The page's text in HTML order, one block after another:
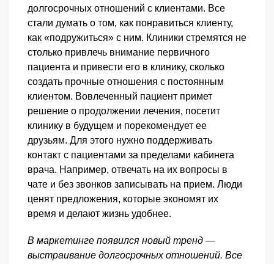
долгосрочных отношений с клиентами. Все
стали думать о том, как понравиться клиенту,
как «подружиться» с ним. Клиники стремятся не
столько привлечь внимание первичного
пациента и привести его в клинику, сколько
создать прочные отношения с постоянным
клиентом. Вовлеченный пациент примет
решение о продолжении лечения, посетит
клинику в будущем и порекомендует ее
друзьям. Для этого нужно поддерживать
контакт с пациентами за пределами кабинета
врача. Например, отвечать на их вопросы в
чате и без звонков записывать на прием. Люди
ценят предложения, которые экономят их
время и делают жизнь удобнее.
В маркетинге появился новый тренд —
выстраивание долгосрочных отношений. Все